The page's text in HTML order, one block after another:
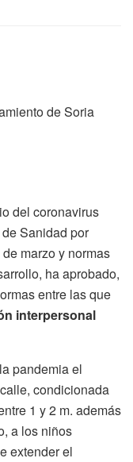
de Soria
del coronavirus
Sanidad por
marzo y normas
ha aprobado,
entre las que
interpersonal
pandemia el
condicionada
1 y 2 m. además
a los niños
extender el